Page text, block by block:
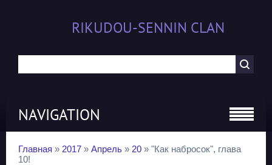
RIKUDOU-SENNIN CLAN
NAVIGATION
Главная » 2017 » Апрель » 20 » "Как набросок", глава
10!